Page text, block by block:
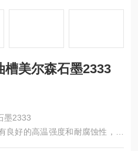
槽美尔森石墨2333
墨2333
良好的高温强度和耐腐蚀性，许
炉底、炼铁炉炉缸和炉腹、铁合